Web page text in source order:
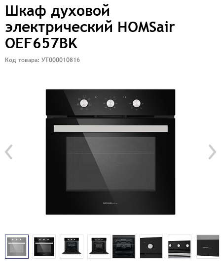
Шкаф духовой
электрический HOMSair
OEF657BK
Код товара: УТ000010816